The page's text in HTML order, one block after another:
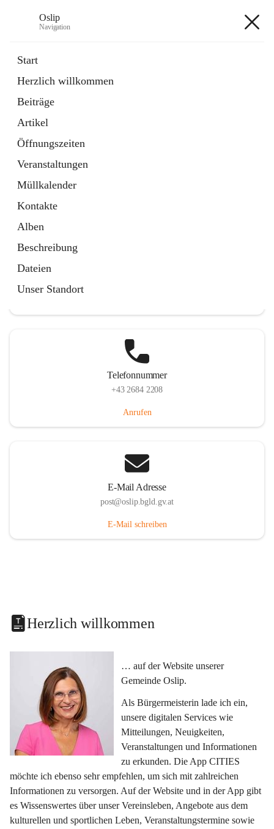
Oslip
Navigation
Start
Herzlich willkommen
Beiträge
Artikel
Öffnungszeiten
Veranstaltungen
Müllkalender
Kontakte
Alben
Beschreibung
Dateien
Unser Standort
Externe Webseite
in
Tab
Bundeskanzleramt Österreich
Externe Webseite
öffnet
in
neuem
Tab
Telefonnummer
+43 2684 2208
Anrufen
E-Mail Adresse
post@oslip.bgld.gv.at
E-Mail schreiben
Herzlich willkommen
… auf der Website unserer
Gemeinde Oslip.
Als Bürgermeisterin lade ich ein,
unsere digitalen Services wie
Mitteilungen, Neuigkeiten,
Veranstaltungen und Informationen
zu erkunden. Die App CITIES
möchte ich ebenso sehr empfehlen, um sich mit zahlreichen
Informationen zu versorgen. Auf der Website und in der App gibt
es Wissenswertes über unser Vereinsleben, Angebote aus dem
kulturellen und sportlichen Leben, Veranstaltungstermine sowie